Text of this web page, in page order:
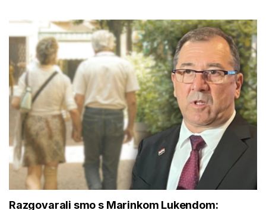
Razgovarali smo s Marinkom Lukendom: